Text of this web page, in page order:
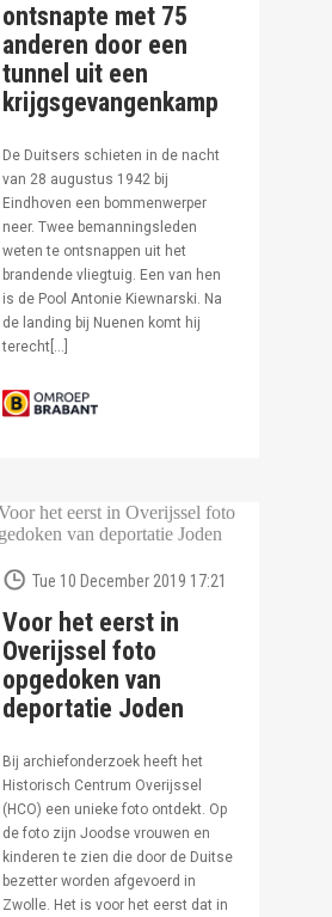
ontsnapte met 75
anderen door een
tunnel uit een
krijgsgevangenkamp
De Duitsers schieten in de nacht
van 28 augustus 1942 bij
Eindhoven een bommenwerper
neer. Twee bemanningsleden
weten te ontsnappen uit het
brandende vliegtuig. Een van hen
is de Pool Antonie Kiewnarski. Na
de landing bij Nuenen komt hij
terecht[…]
Tue 10 December 2019 17:21
Voor het eerst in
Overijssel foto
opgedoken van
deportatie Joden
Bij archiefonderzoek heeft het
Historisch Centrum Overijssel
(HCO) een unieke foto ontdekt. Op
de foto zijn Joodse vrouwen en
kinderen te zien die door de Duitse
bezetter worden afgevoerd in
Zwolle. Het is voor het eerst dat in